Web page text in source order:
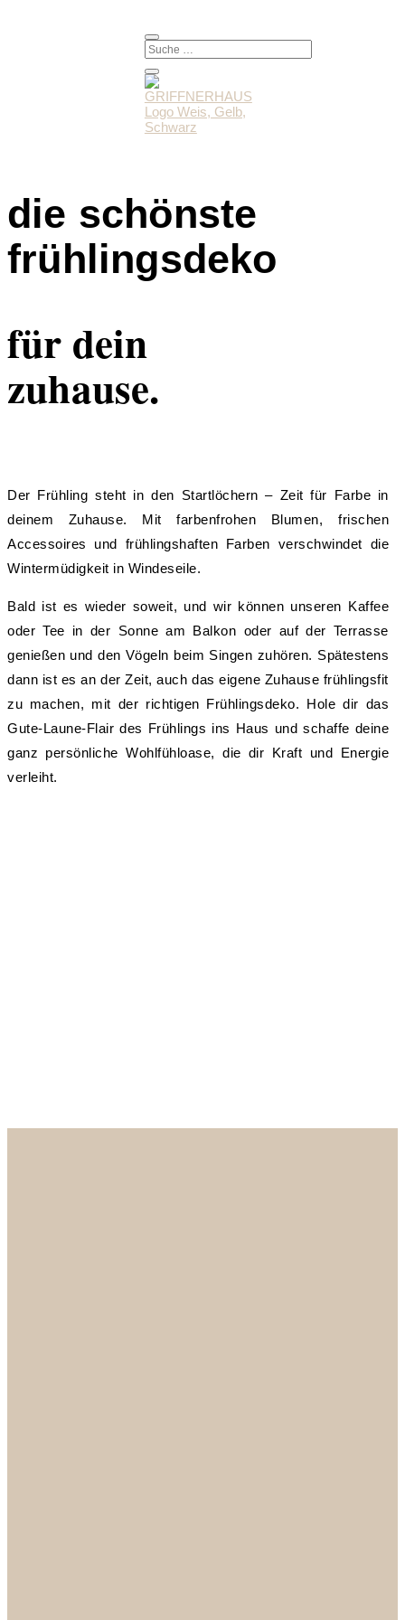
die schönste
frühlingsdeko
für dein
zuhause.
Der Frühling steht in den Startlöchern – Zeit für Farbe in
deinem Zuhause. Mit farbenfrohen Blumen, frischen
Accessoires und frühlingshaften Farben verschwindet die
Wintermüdigkeit in Windeseile.
Bald ist es wieder soweit, und wir können unseren Kaffee
oder Tee in der Sonne am Balkon oder auf der Terrasse
genießen und den Vögeln beim Singen zuhören. Spätestens
dann ist es an der Zeit, auch das eigene Zuhause frühlingsfit
zu machen, mit der richtigen Frühlingsdeko. Hole dir das
Gute-Laune-Flair des Frühlings ins Haus und schaffe deine
ganz persönliche Wohlfühloase, die dir Kraft und Energie
verleiht.